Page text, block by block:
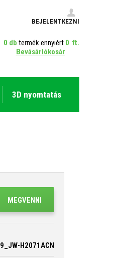
BEJELENTKEZNI
0 db termék ennyiért 0 ft.
Bevásárlókosár
3D nyomtatás
MEGVENNI
H2071ACN